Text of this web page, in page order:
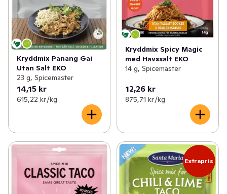
Kryddmix Panang Gai
Utan Salt EKO
23 g, Spicemaster
14,15 kr
615,22 kr /kg
Kryddmix Spicy Magic
med Havssalt EKO
14 g, Spicemaster
12,26 kr
875,71 kr /kg
Extrapris